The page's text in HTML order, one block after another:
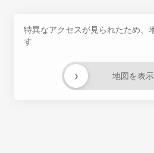
特異なアクセスが見られたため、
す
地図を表示
›